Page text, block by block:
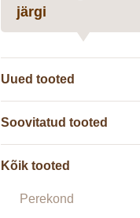
järgi
Uued tooted
Soovitatud tooted
Kõik tooted
Perekond